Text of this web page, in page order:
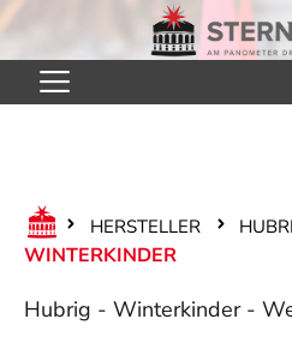
Zum Hauptinhalt springen
HERSTELLER
WINTERKINDER
Hubrig - Winterkinder -